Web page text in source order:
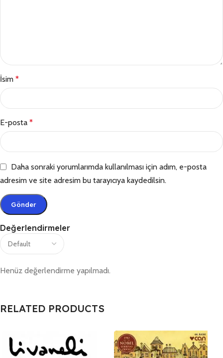
Değerlendirmeler
Henüz değerlendirme yapılmadı.
İsim *
E-posta *
Daha sonraki yorumlarımda kullanılması için adım, e-posta
adresim ve site adresim bu tarayıcıya kaydedilsin.
RELATED PRODUCTS